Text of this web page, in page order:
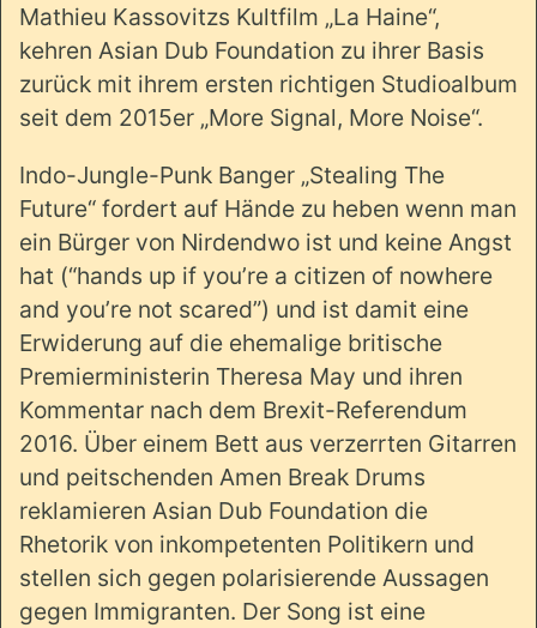
Mathieu Kassovitzs Kultfilm „La Haine“,
kehren Asian Dub Foundation zu ihrer Basis
zurück mit ihrem ersten richtigen Studioalbum
seit dem 2015er „More Signal, More Noise“.
Indo-Jungle-Punk Banger „Stealing The
Future“ fordert auf Hände zu heben wenn man
ein Bürger von Nirdendwo ist und keine Angst
hat (“hands up if you’re a citizen of nowhere
and you’re not scared”) und ist damit eine
Erwiderung auf die ehemalige britische
Premierministerin Theresa May und ihren
Kommentar nach dem Brexit-Referendum
2016. Über einem Bett aus verzerrten Gitarren
und peitschenden Amen Break Drums
reklamieren Asian Dub Foundation die
Rhetorik von inkompetenten Politikern und
stellen sich gegen polarisierende Aussagen
gegen Immigranten. Der Song ist eine